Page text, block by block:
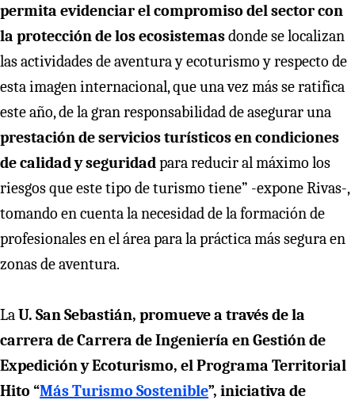
permita evidenciar el compromiso del sector con
la protección de los ecosistemasdonde se localizan
las actividades de aventura y ecoturismo y respecto de
esta imagen internacional, que una vez más se ratifica
este año, de la gran responsabilidad de asegurar una
prestación de servicios turísticos en condiciones
de calidad y seguridadpara reducir al máximo los
riesgos que este tipo de turismo tiene” -expone Rivas-,
tomando en cuenta la necesidad de la formación de
profesionales en el área para la práctica más segura en
zonas de aventura.
LaU. San Sebastián, promueve a través de la
carrera de Carrera de Ingeniería en Gestión de
Expedición y Ecoturismo, el Programa Territorial
Hito “Más Turismo Sostenible”, iniciativa de